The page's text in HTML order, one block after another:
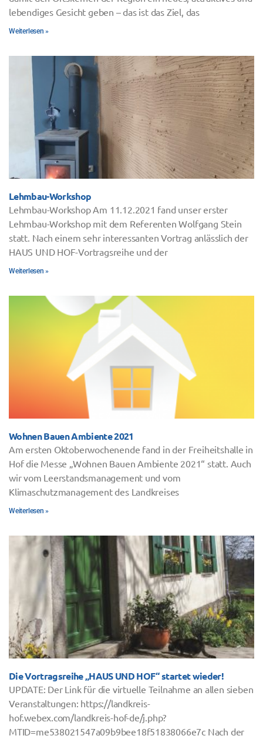
lebendiges Gesicht geben – das ist das Ziel, das
Weiterlesen »
Lehmbau-Workshop
Lehmbau-Workshop Am 11.12.2021 fand unser erster
Lehmbau-Workshop mit dem Referenten Wolfgang Stein
statt. Nach einem sehr interessanten Vortrag anlässlich der
HAUS UND HOF-Vortragsreihe und der
Weiterlesen »
Wohnen Bauen Ambiente 2021
Am ersten Oktoberwochenende fand in der Freiheitshalle in
Hof die Messe „Wohnen Bauen Ambiente 2021“ statt. Auch
wir vom Leerstandsmanagement und vom
Klimaschutzmanagement des Landkreises
Weiterlesen »
Die Vortragsreihe „HAUS UND HOF“ startet wieder!
UPDATE: Der Link für die virtuelle Teilnahme an allen sieben
Veranstaltungen: https://landkreis-
hof.webex.com/landkreis-hof-de/j.php?
MTID=me538021547a09b9bee18f51838066e7c Nach der